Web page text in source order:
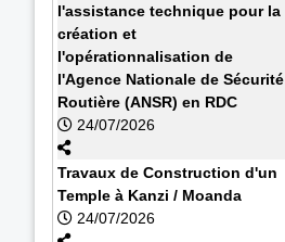
l'assistance technique pour la
création et
l'opérationnalisation de
l'Agence Nationale de Sécurité
Routière (ANSR) en RDC
24/07/2026
Travaux de Construction d'un
Temple à Kanzi / Moanda
24/07/2026